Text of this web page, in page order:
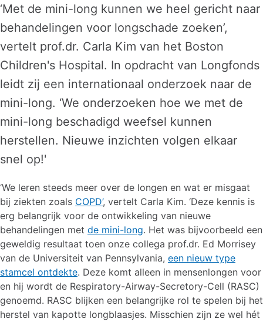
‘Met de mini-long kunnen we heel gericht naar
behandelingen voor longschade zoeken’,
vertelt prof.dr. Carla Kim van het Boston
Children's Hospital. In opdracht van Longfonds
leidt zij een internationaal onderzoek naar de
mini-long. ‘We onderzoeken hoe we met de
mini-long beschadigd weefsel kunnen
herstellen. Nieuwe inzichten volgen elkaar
snel op!'
‘We leren steeds meer over de longen en wat er misgaat
bij ziekten zoals COPD’, vertelt Carla Kim. ‘Deze kennis is
erg belangrijk voor de ontwikkeling van nieuwe
behandelingen met de mini-long. Het was bijvoorbeeld een
geweldig resultaat toen onze collega prof.dr. Ed Morrisey
van de Universiteit van Pennsylvania, een nieuw type
stamcel ontdekte. Deze komt alleen in mensenlongen voor
en hij wordt de Respiratory-Airway-Secretory-Cell (RASC)
genoemd. RASC blijken een belangrijke rol te spelen bij het
herstel van kapotte longblaasjes. Misschien zijn ze wel hét